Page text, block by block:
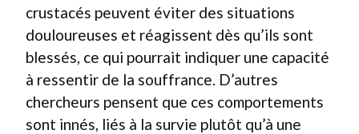
crustacés peuvent éviter des situations
douloureuses et réagissent dès qu’ils sont
blessés, ce qui pourrait indiquer une capacité
à ressentir de la souffrance. D’autres
chercheurs pensent que ces comportements
sont innés, liés à la survie plutôt qu’à une